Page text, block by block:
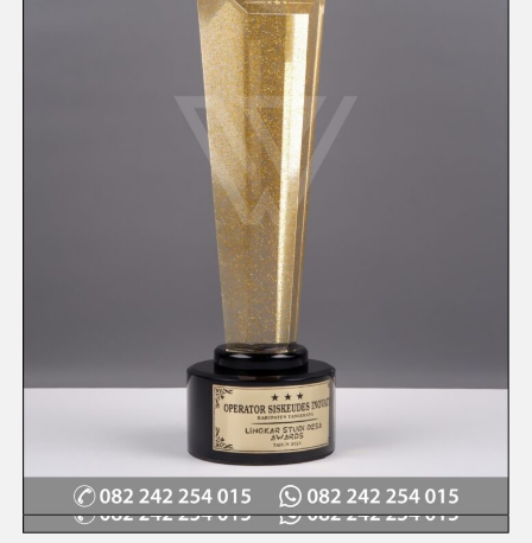
Quick View